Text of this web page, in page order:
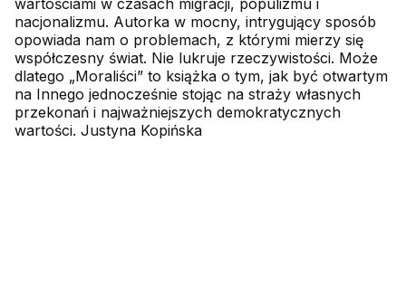
wartościami w czasach migracji, populizmu i
nacjonalizmu. Autorka w mocny, intrygujący sposób
opowiada nam o problemach, z którymi mierzy się
współczesny świat. Nie lukruje rzeczywistości. Może
dlatego „Moraliści” to książka o tym, jak być otwartym
na Innego jednocześnie stojąc na straży własnych
przekonań i najważniejszych demokratycznych
wartości. Justyna Kopińska